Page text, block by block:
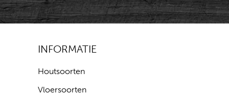
INFORMATIE
Houtsoorten
Vloersoorten